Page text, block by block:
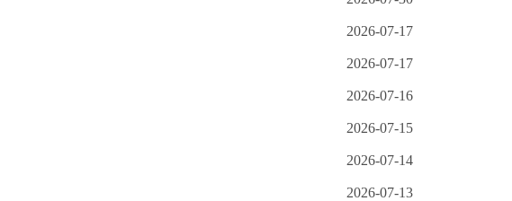
2026-07-17
2026-07-17
2026-07-16
2026-07-15
2026-07-14
2026-07-13